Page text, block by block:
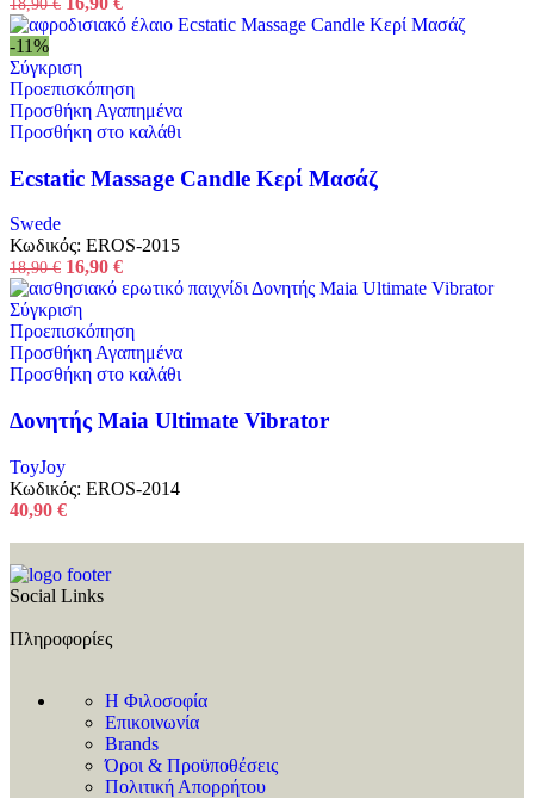
-11%
Σύγκριση
Προεπισκόπηση
Προσθήκη Αγαπημένα
Προσθήκη στο καλάθι
Ecstatic Massage Candle Κερί Μασάζ
Swede
Κωδικός: EROS-2015
18,90€ 16,90 €
Σύγκριση
Προεπισκόπηση
Προσθήκη Αγαπημένα
Προσθήκη στο καλάθι
Δονητής Maia Ultimate Vibrator
ToyJoy
Κωδικός: EROS-2014
40,90 €
Social Links
Πληροφορίες
Η Φιλοσοφία
Επικοινωνία
Brands
Όροι & Προϋποθέσεις
Πολιτική Απορρήτου